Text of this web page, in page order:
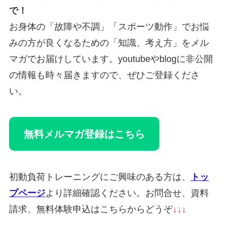
で！
お身体の「故障や不調」「スポーツ動作」でお悩
みの方が良くなるための「知識、考え方」をメル
マガでお届けしています。youtubeやblogに非公開
の情報も時々届きますので、ぜひご登録くださ
い。
無料メルマガ登録はこちら
初動負荷トレーニングにご興味のある方は、
トッ
プページより詳細確認ください。お問合せ、資料
請求、無料体験申込はこちらからどうぞ↓↓↓